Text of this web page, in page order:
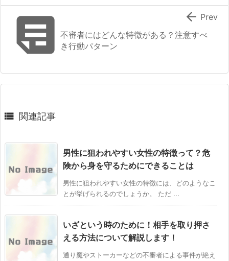
不審者にはどんな特徴がある？注意すべ
き行動パターン
 Prev
 関連記事
男性に狙われやすい女性の特徴って？危
険から身を守るためにできることは
男性に狙われやすい女性の特徴には、どのようなこ
とが挙げられるのでしょうか。 ただ ...
いざという時のために！相手を取り押さ
える方法について解説します！
通り魔やストーカーなどの不審者による事件が絶え